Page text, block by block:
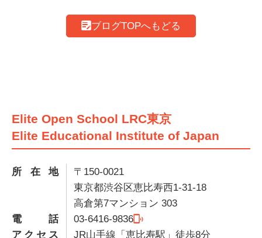
ブログTOPへもどる
Elite Open School LRC東京
Elite Educational Institute of Japan
所在地
〒150-0021
東京都渋谷区恵比寿西1-31-18
高倉第7マンション 303
電話
03-6416-9836
アクセス
JR山手線「恵比寿駅」徒歩8分